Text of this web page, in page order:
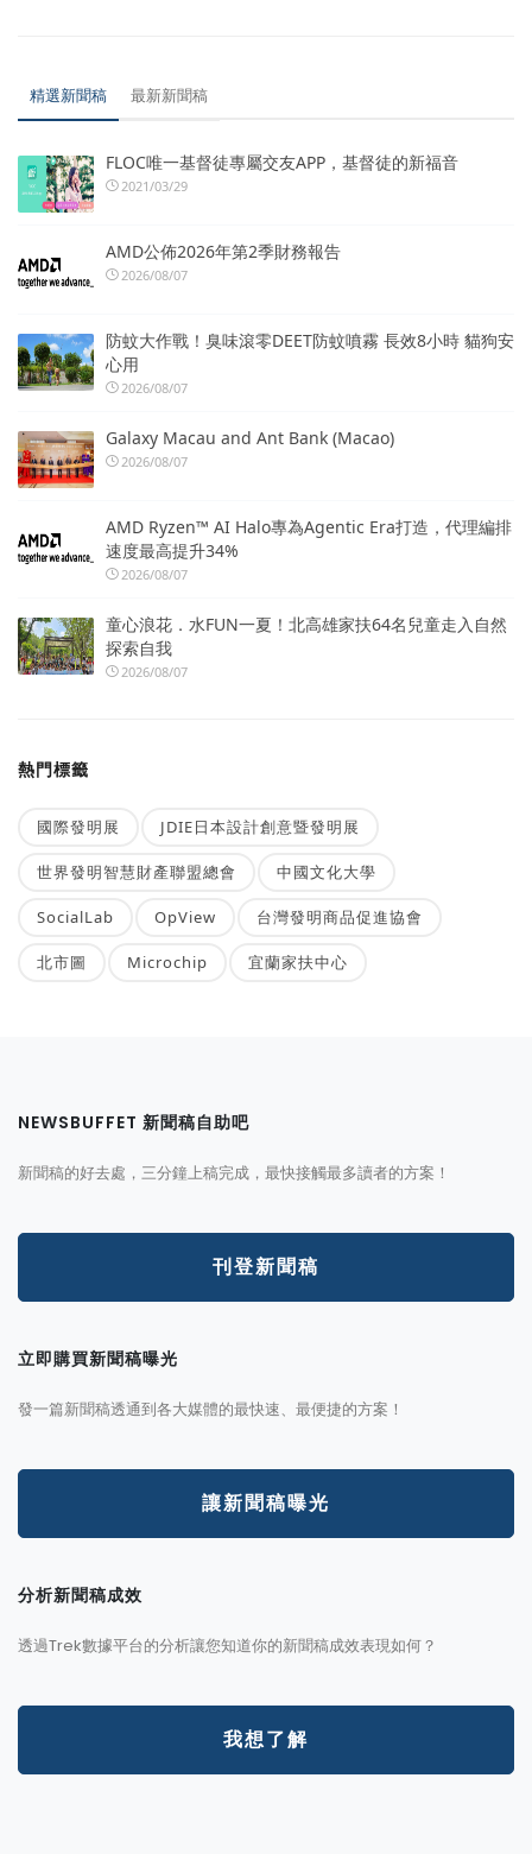
精選新聞稿 最新新聞稿
FLOC唯一基督徒專屬交友APP，基督徒的新福音
2021/03/29
AMD公佈2026年第2季財務報告
2026/08/07
防蚊大作戰！臭味滾零DEET防蚊噴霧 長效8小時 貓狗安
心用
2026/08/07
Galaxy Macau and Ant Bank (Macao)
2026/08/07
AMD Ryzen™ AI Halo專為Agentic Era打造，代理編排
速度最高提升34%
2026/08/07
童心浪花．水FUN一夏！北高雄家扶64名兒童走入自然
探索自我
2026/08/07
熱門標籤
國際發明展 JDIE日本設計創意暨發明展
世界發明智慧財產聯盟總會 中國文化大學
SocialLab OpView 台灣發明商品促進協會
北市圖 Microchip 宜蘭家扶中心
NEWSBUFFET 新聞稿自助吧
新聞稿的好去處，三分鐘上稿完成，最快接觸最多讀者的方案！
刊登新聞稿
立即購買新聞稿曝光
發一篇新聞稿透通到各大媒體的最快速、最便捷的方案！
讓新聞稿曝光
分析新聞稿成效
透過Trek數據平台的分析讓您知道你的新聞稿成效表現如何？
我想了解